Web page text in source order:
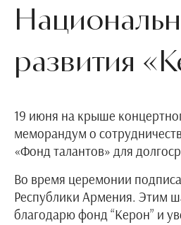
развития
19 июня на крыше
меморандум о
«Фонд талантов» для
Во время церемонии
Республики Армения. Этим
благодарю фонд “Керон” и